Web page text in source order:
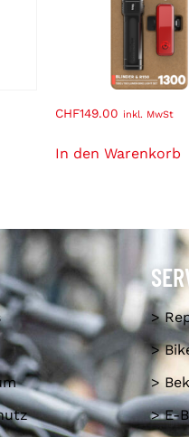
CHF149.00 inkl. MwSt
In den Warenkorb
>
>
>
> E-